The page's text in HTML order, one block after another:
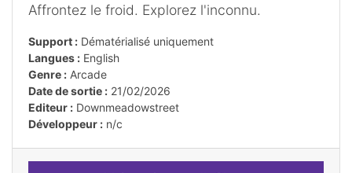
Affrontez le froid. Explorez l'inconnu.
Support : Dématérialisé uniquement
Langues : English
Genre : Arcade
Date de sortie : 21/02/2026
Editeur : Downmeadowstreet
Développeur : n/c